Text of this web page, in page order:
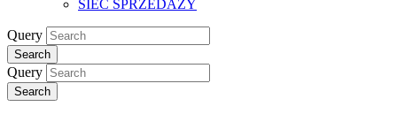
SIEĆ SPRZEDAŻY
Query
Search
Query
Search